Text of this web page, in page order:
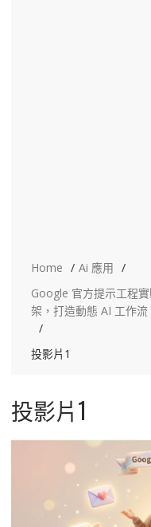
Home
Ai 應用
Google 官方提示工程
架，打造動態 AI 工作流
投影片1
投影片1